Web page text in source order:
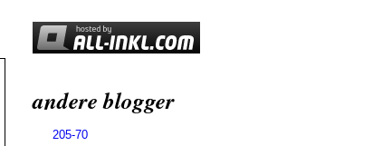
andere blogger
205-70